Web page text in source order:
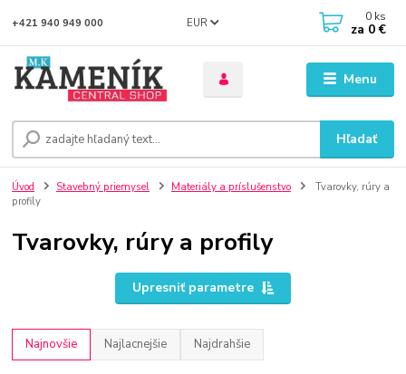
Menu
EUR
Hľadať
+421 940 949 000 0 ks
za 0 €
Úvod Stavebný priemysel Materiály a príslušenstvo
Tvarovky, rúry a
profily
Tvarovky, rúry a profily
Upresniť parametre
Najnovšie Najlacnejšie Najdrahšie